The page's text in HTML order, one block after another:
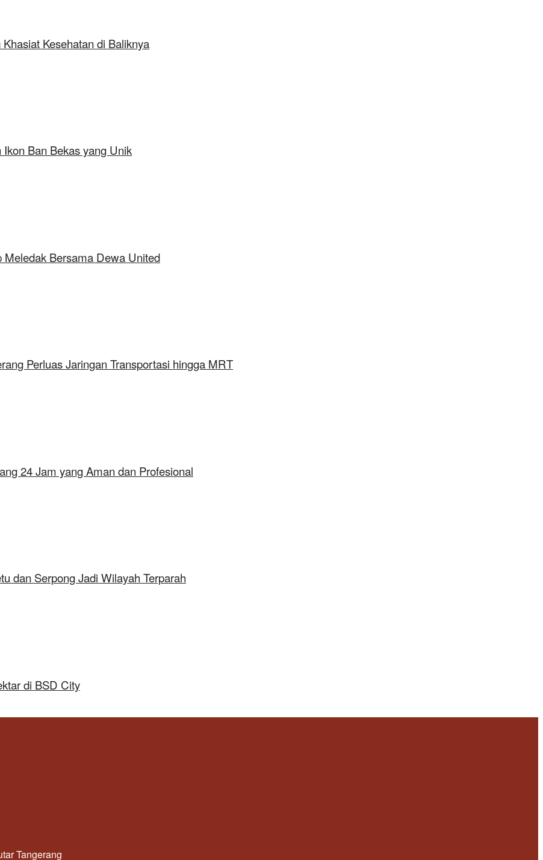
Kesehatan di Baliknya
Ban Bekas yang Unik
Bersama Dewa United
Perluas Jaringan Transportasi hingga MRT
24 Jam yang Aman dan Profesional
dan Serpong Jadi Wilayah Terparah
di BSD City
Tangerang